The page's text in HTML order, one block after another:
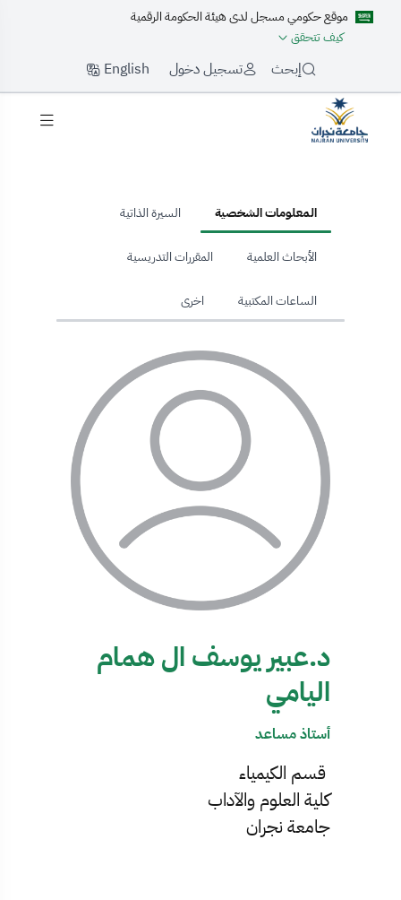
موقع حكومي مسجل لدى هيئة الحكومة الرقمية
كيف تتحقق
إبحث تسجيل دخول English
المعلومات الشخصية السيرة الذاتية
الأبحاث العلمية المقررات التدريسية
الساعات المكتبية اخرى
د.عبير يوسف ال همام
اليامي
أستاذ مساعد
قسم الكيمياء
كلية العلوم والآداب
جامعة نجران